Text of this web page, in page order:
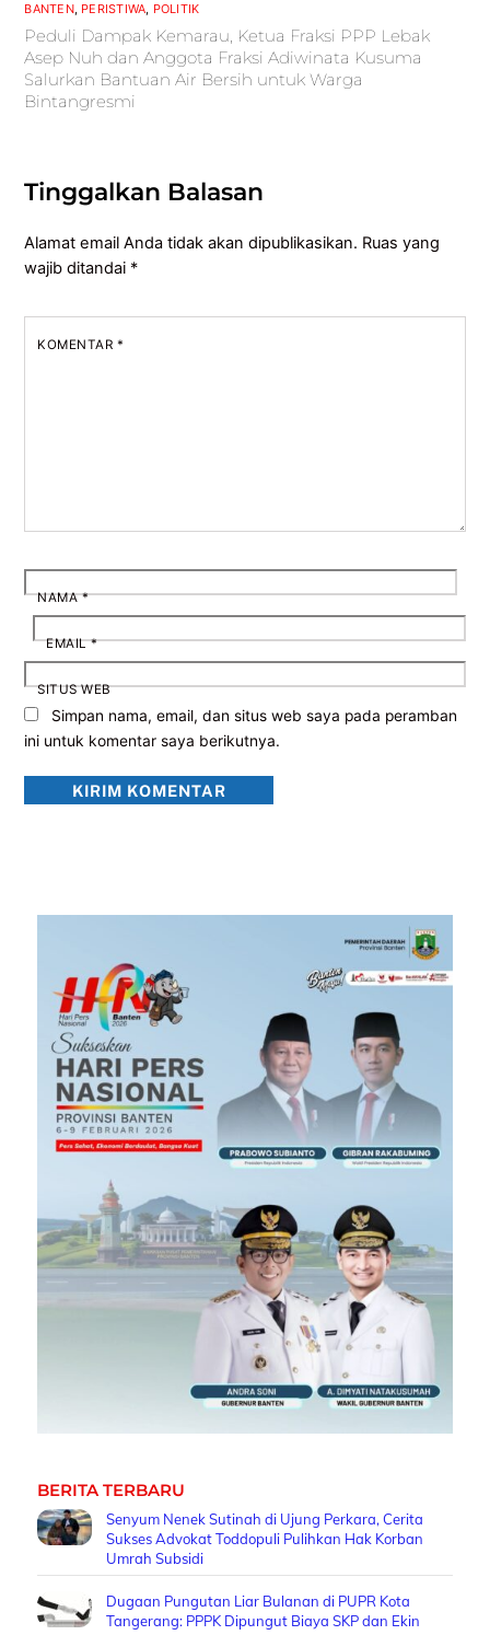
BANTEN, PERISTIWA, POLITIK
Peduli Dampak Kemarau, Ketua Fraksi PPP Lebak
Asep Nuh dan Anggota Fraksi Adiwinata Kusuma
Salurkan Bantuan Air Bersih untuk Warga
Bintangresmi
Tinggalkan Balasan
Alamat email Anda tidak akan dipublikasikan. Ruas yang
wajib ditandai *
KOMENTAR *
NAMA*
EMAIL*
SITUS WEB
Simpan nama, email, dan situs web saya pada peramban
ini untuk komentar saya berikutnya.
BERITA TERBARU
Senyum Nenek Sutinah di Ujung Perkara, Cerita
Sukses Advokat Toddopuli Pulihkan Hak Korban
Umrah Subsidi
Dugaan Pungutan Liar Bulanan di PUPR Kota
Tangerang: PPPK Dipungut Biaya SKP dan Ekin